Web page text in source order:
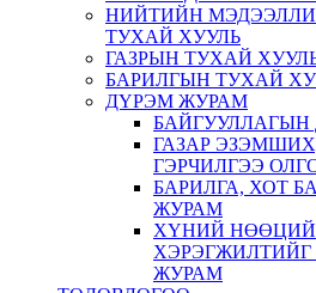
НИЙТИЙН
ТУХАЙ ХУУЛЬ
ГАЗРЫН ТУХАЙ
БАРИЛГЫН ТУХАЙ
ДҮРЭМ ЖУРАМ
ГАЗАР
ГЭРЧИЛГЭЭ
БАРИЛГА, ХОТ
ЖУРАМ
ХҮНИЙ
ЖУРАМ